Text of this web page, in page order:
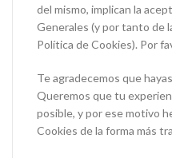
del mismo, implican la
Generales (y por tanto de
Política de Cookies). Por
Te agradecemos que
Queremos que tu
posible, y por ese motivo
Cookies de la forma más